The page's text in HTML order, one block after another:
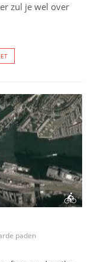
zul je wel over
paden